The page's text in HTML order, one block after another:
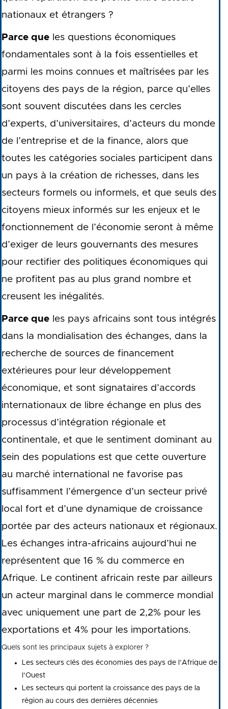
nationaux et étrangers ?
Parce que les questions économiques
fondamentales sont à la fois essentielles et
parmi les moins connues et maîtrisées par les
citoyens des pays de la région, parce qu’elles
sont souvent discutées dans les cercles
d’experts, d’universitaires, d’acteurs du monde
de l’entreprise et de la finance, alors que
toutes les catégories sociales participent dans
un pays à la création de richesses, dans les
secteurs formels ou informels, et que seuls des
citoyens mieux informés sur les enjeux et le
fonctionnement de l’économie seront à même
d’exiger de leurs gouvernants des mesures
pour rectifier des politiques économiques qui
ne profitent pas au plus grand nombre et
creusent les inégalités.
Parce que les pays africains sont tous intégrés
dans la mondialisation des échanges, dans la
recherche de sources de financement
extérieures pour leur développement
économique, et sont signataires d’accords
internationaux de libre échange en plus des
processus d’intégration régionale et
continentale, et que le sentiment dominant au
sein des populations est que cette ouverture
au marché international ne favorise pas
suffisamment l’émergence d’un secteur privé
local fort et d’une dynamique de croissance
portée par des acteurs nationaux et régionaux.
Les échanges intra-africains aujourd’hui ne
représentent que 16 % du commerce en
Afrique. Le continent africain reste par ailleurs
un acteur marginal dans le commerce mondial
avec uniquement une part de 2,2% pour les
exportations et 4% pour les importations.
Quels sont les principaux sujets à explorer ?
Les secteurs clés des économies des pays de l’Afrique de
l’Ouest
Les secteurs qui portent la croissance des pays de la
région au cours des dernières décennies